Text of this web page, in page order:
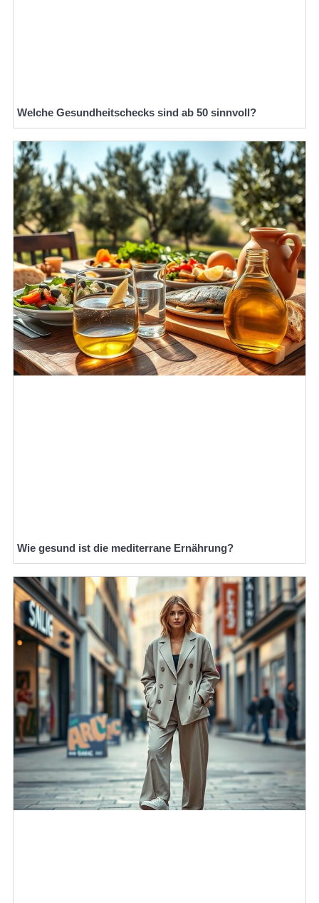
Welche Gesundheitschecks sind ab 50 sinnvoll?
Wie gesund ist die mediterrane Ernährung?